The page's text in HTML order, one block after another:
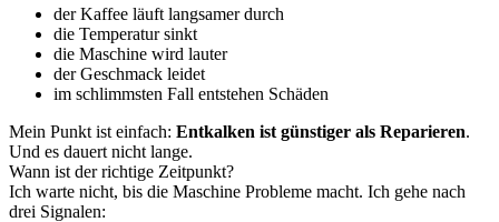
der Kaffee läuft langsamer durch
die Temperatur sinkt
die Maschine wird lauter
der Geschmack leidet
im schlimmsten Fall entstehen Schäden
Mein Punkt ist einfach: Entkalken ist günstiger als Reparieren.
Und es dauert nicht lange.
Wann ist der richtige Zeitpunkt?
Ich warte nicht, bis die Maschine Probleme macht. Ich gehe nach
drei Signalen: